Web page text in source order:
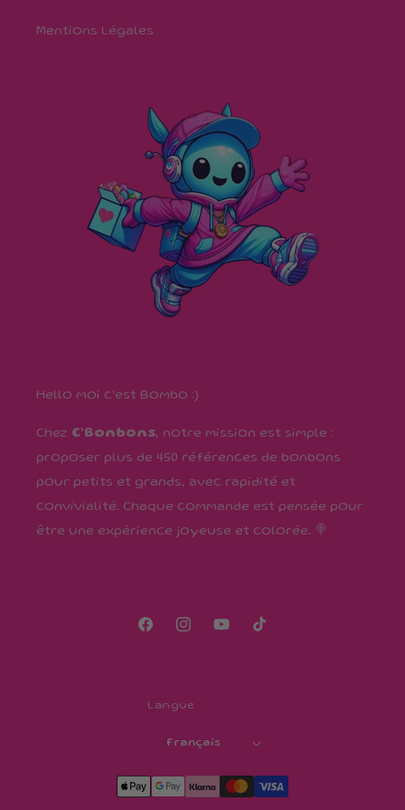
Mentions Légales
Hello moi c'est Bombo :)
Chez C’Bonbons, notre mission est simple :
proposer plus de 450 références de bonbons
pour petits et grands, avec rapidité et
convivialité. Chaque commande est pensée pour
être une expérience joyeuse et colorée. 🍭
FacebookInstagramYouTubeTikTok
Langue
Français
Moyens